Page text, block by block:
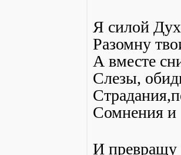
Я силой
Разомну
А вместе
Слезы,
Сомнения и
И превращу